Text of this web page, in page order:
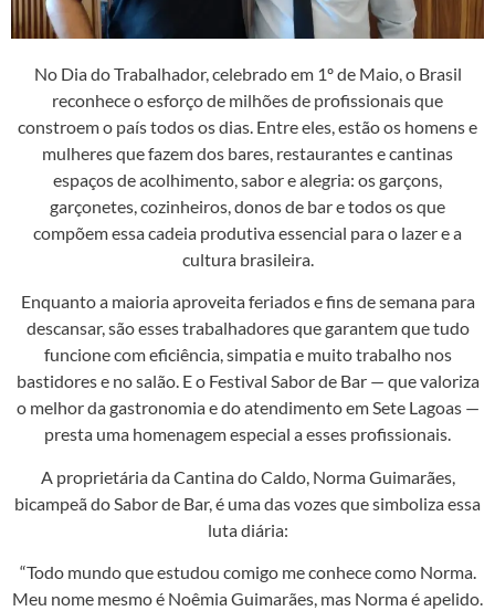
No Dia do Trabalhador, celebrado em 1º de Maio, o Brasil
reconhece o esforço de milhões de profissionais que
constroem o país todos os dias. Entre eles, estão os homens e
mulheres que fazem dos bares, restaurantes e cantinas
espaços de acolhimento, sabor e alegria: os garçons,
garçonetes, cozinheiros, donos de bar e todos os que
compõem essa cadeia produtiva essencial para o lazer e a
cultura brasileira.
Enquanto a maioria aproveita feriados e fins de semana para
descansar, são esses trabalhadores que garantem que tudo
funcione com eficiência, simpatia e muito trabalho nos
bastidores e no salão. E o Festival Sabor de Bar — que valoriza
o melhor da gastronomia e do atendimento em Sete Lagoas —
presta uma homenagem especial a esses profissionais.
A proprietária da Cantina do Caldo, Norma Guimarães,
bicampeã do Sabor de Bar, é uma das vozes que simboliza essa
luta diária:
“Todo mundo que estudou comigo me conhece como Norma.
Meu nome mesmo é Noêmia Guimarães, mas Norma é apelido.